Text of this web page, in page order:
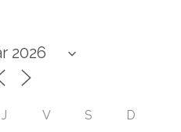
J V S D